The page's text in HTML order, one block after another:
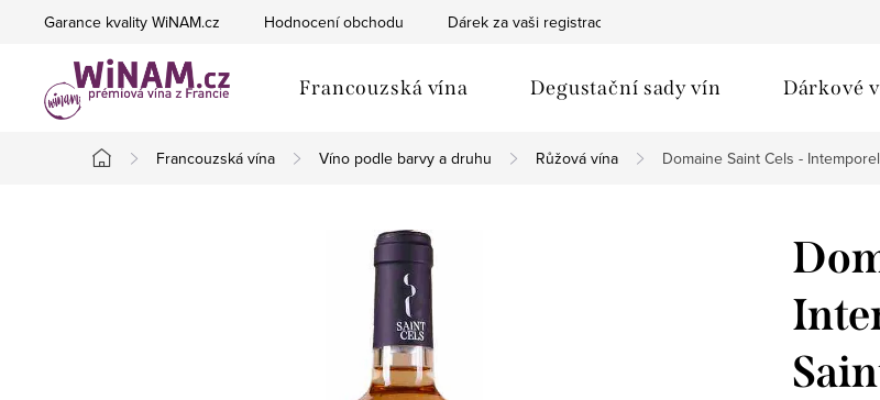
Garance kvality WiNAM.cz Hodnocení obchodu Dárek za vaši registraci
Francouzská vína Degustační sady vín Dárkové
Domů
Francouzská vína Víno podle barvy a druhu Růžová vína Domaine Saint Cels -